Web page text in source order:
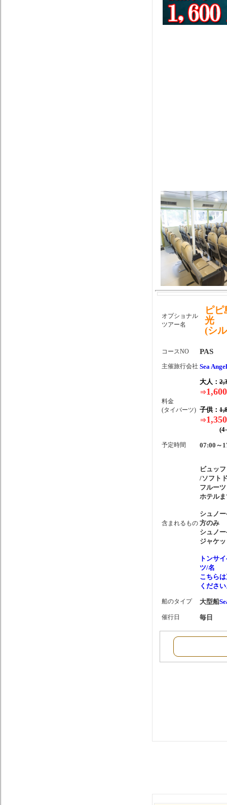
オプショナル
ツアー名
ピ
光
(シ
コースNO PAS
主催旅行会社 Sea
料金
(タイバーツ)
大人：
⇒1,600
子供：
⇒1,350
(4-
予定時間 07:00～
含まれるもの
ビュッ
/ソフト
フルー
ホテル
シュノ
方のみ
シュノ
ジャケ
トンサ
ツ/名
こちら
くださ
船のタイプ 大型船
催行日 毎日